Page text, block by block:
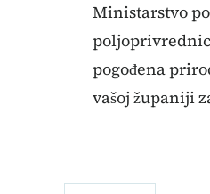
Ministarstvo
pogođena
vašoj županiji